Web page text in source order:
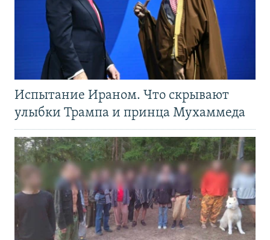
Испытание Ираном. Что скрывают
улыбки Трампа и принца Мухаммеда